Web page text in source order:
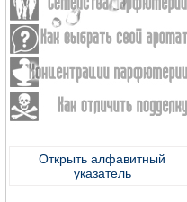
Открыть алфавитный
указатель